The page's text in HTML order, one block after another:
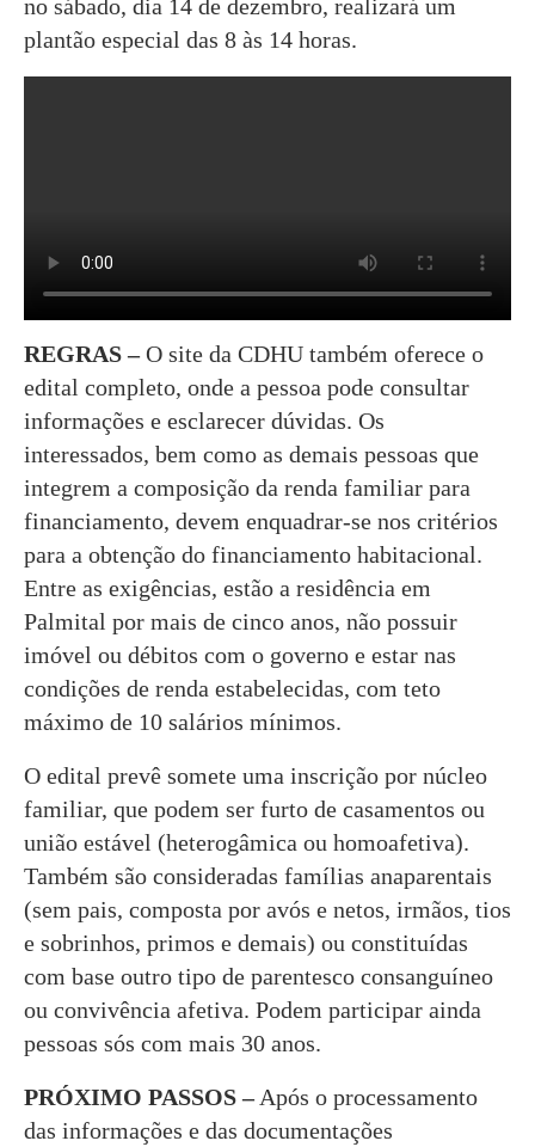
no sábado, dia 14 de dezembro, realizará um
plantão especial das 8 às 14 horas.
REGRAS –O site da CDHU também oferece o
edital completo, onde a pessoa pode consultar
informações e esclarecer dúvidas. Os
interessados, bem como as demais pessoas que
integrem a composição da renda familiar para
financiamento, devem enquadrar-se nos critérios
para a obtenção do financiamento habitacional.
Entre as exigências, estão a residência em
Palmital por mais de cinco anos, não possuir
imóvel ou débitos com o governo e estar nas
condições de renda estabelecidas, com teto
máximo de 10 salários mínimos.
O edital prevê somete uma inscrição por núcleo
familiar, que podem ser furto de casamentos ou
união estável (heterogâmica ou homoafetiva).
Também são consideradas famílias anaparentais
(sem pais, composta por avós e netos, irmãos, tios
e sobrinhos, primos e demais) ou constituídas
com base outro tipo de parentesco consanguíneo
ou convivência afetiva. Podem participar ainda
pessoas sós com mais 30 anos.
PRÓXIMO PASSOS –Após o processamento
das informações e das documentações